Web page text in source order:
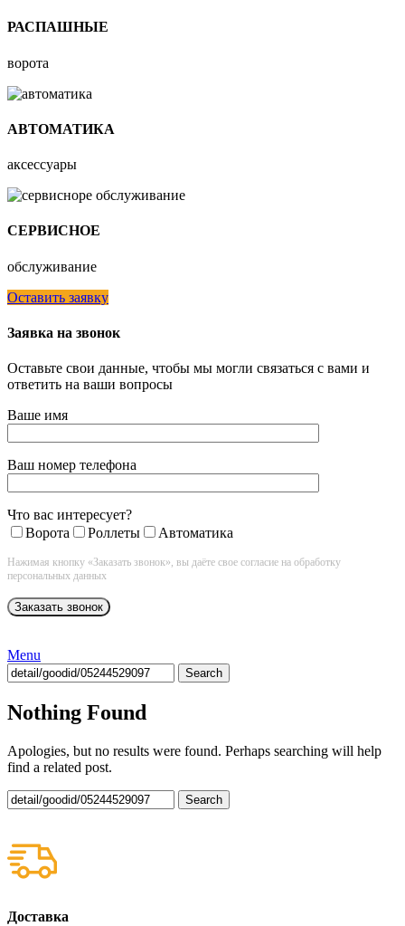
РАСПАШНЫЕ
ворота
АВТОМАТИКА
аксессуары
СЕРВИСНОЕ
обслуживание
Оставить заявку
Заявка на звонок
Оставьте свои данные, чтобы мы могли связаться с вами и
ответить на ваши вопросы
Ваше имя
Ваш номер телефона
Что вас интересует?
Ворота
Роллеты Автоматика
Нажимая кнопку «Заказать звонок», вы даёте свое согласие на обработку
персональных данных
Menu
Search
Nothing Found
Apologies, but no results were found. Perhaps searching will help
find a related post.
Search
Доставка